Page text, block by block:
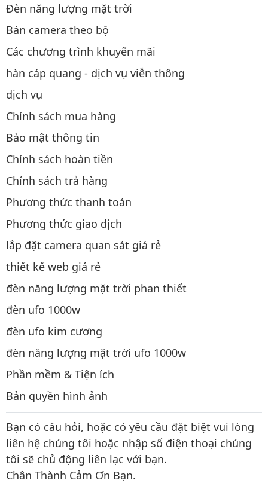
Đèn năng lượng mặt trời
Bán camera theo bộ
Các chương trình khuyến mãi
hàn cáp quang - dịch vụ viễn thông
dịch vụ
Chính sách mua hàng
Bảo mật thông tin
Chính sách hoàn tiền
Chính sách trả hàng
Phương thức thanh toán
Phương thức giao dịch
lắp đặt camera quan sát giá rẻ
thiết kế web giá rẻ
đèn năng lượng mặt trời phan thiết
đèn ufo 1000w
đèn ufo kim cương
đèn năng lượng mặt trời ufo 1000w
Phần mềm & Tiện ích
Bản quyền hình ảnh
Bạn có câu hỏi, hoặc có yêu cầu đặt biệt vui lòng
liên hệ chúng tôi hoặc nhập số điện thoại chúng
tôi sẽ chủ động liên lạc với bạn.
Chân Thành Cảm Ơn Bạn.